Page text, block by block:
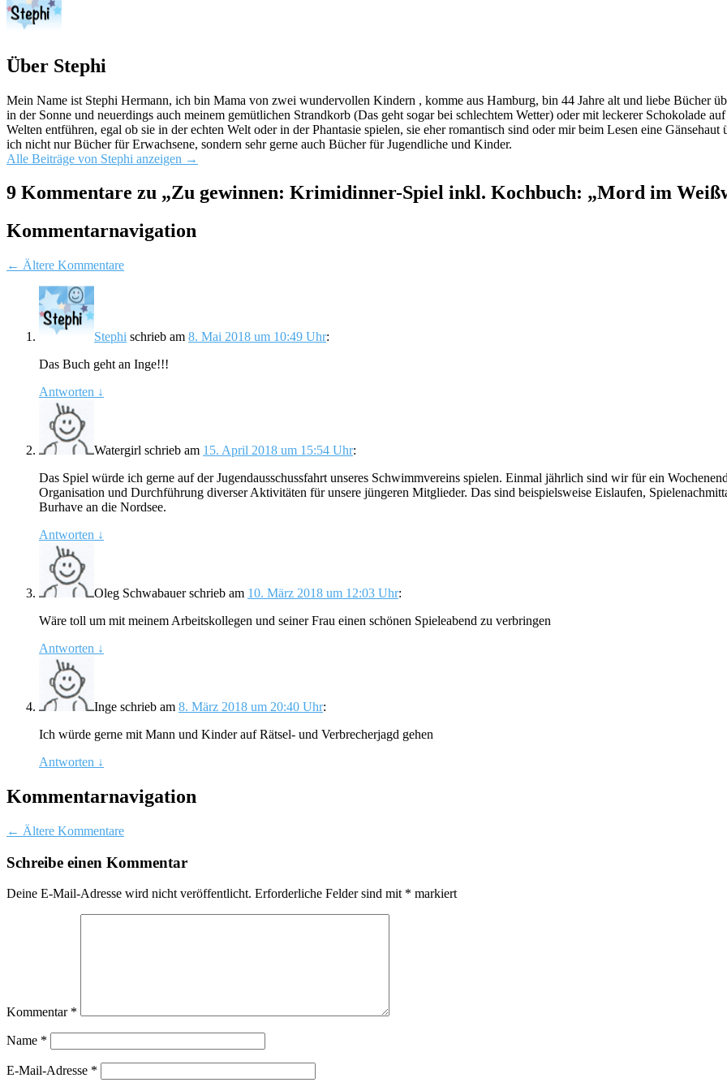
Über Stephi
Mein Name ist Stephi Hermann, ich bin Mama von zwei wundervollen Kindern , komme aus Hamburg, bin 44 Jahre alt und liebe Bücher
in der Sonne und neuerdings auch meinem gemütlichen Strandkorb (Das geht sogar bei schlechtem Wetter) oder mit leckerer Schokolade
Welten entführen, egal ob sie in der echten Welt oder in der Phantasie spielen, sie eher romantisch sind oder mir beim Lesen eine
ich nicht nur Bücher für Erwachsene, sondern sehr gerne auch Bücher für Jugendliche und Kinder.
Alle Beiträge von Stephi anzeigen →
9 Kommentare zu „Zu gewinnen: Krimidinner-Spiel inkl. Kochbuch: „Mord im
Kommentarnavigation
← Ältere Kommentare
Stephi schrieb am 8. Mai 2018 um 10:49 Uhr:
Das Buch geht an Inge!!!
Antworten ↓
Watergirl schrieb am 15. April 2018 um 15:54 Uhr:
Das Spiel würde ich gerne auf der Jugendausschussfahrt unseres Schwimmvereins spielen. Einmal jährlich sind wir für ein
Organisation und Durchführung diverser Aktivitäten für unsere jüngeren Mitglieder. Das sind beispielsweise Eislaufen,
Burhave an die Nordsee.
Antworten ↓
Oleg Schwabauer schrieb am 10. März 2018 um 12:03 Uhr:
Wäre toll um mit meinem Arbeitskollegen und seiner Frau einen schönen Spieleabend zu verbringen
Antworten ↓
Inge schrieb am 8. März 2018 um 20:40 Uhr:
Ich würde gerne mit Mann und Kinder auf Rätsel- und Verbrecherjagd gehen
Antworten ↓
Kommentarnavigation
← Ältere Kommentare
Schreibe einen Kommentar
Deine E-Mail-Adresse wird nicht veröffentlicht. Erforderliche Felder sind mit * markiert
Kommentar *
Name *
E-Mail-Adresse *